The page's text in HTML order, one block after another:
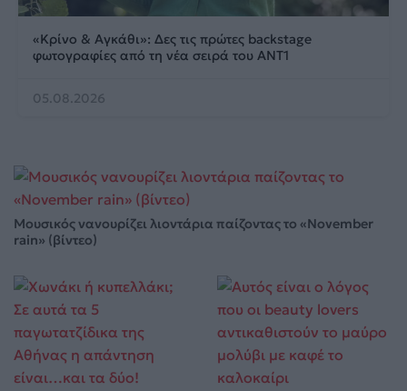
«Κρίνο & Αγκάθι»: Δες τις πρώτες backstage
φωτογραφίες από τη νέα σειρά του ΑΝΤ1
05.08.2026
Μουσικός νανουρίζει λιοντάρια παίζοντας το «November
rain» (βίντεο)